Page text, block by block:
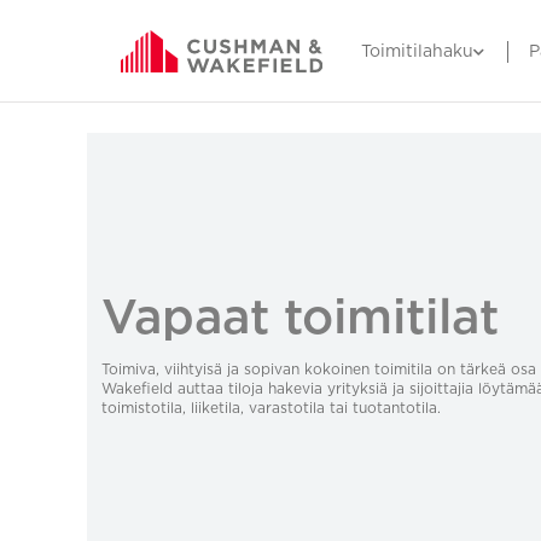
Toimitilahaku
Vapaat toimitilat
Toimiva, viihtyisä ja sopivan kokoinen toimitila on tärkeä osa
Wakefield auttaa tiloja hakevia yrityksiä ja sijoittajia
toimistotila, liiketila, varastotila tai tuotantotila.